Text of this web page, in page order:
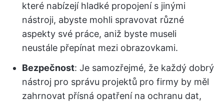
které nabízejí hladké propojení s jinými
nástroji, abyste mohli spravovat různé
aspekty své práce, aniž byste museli
neustále přepínat mezi obrazovkami.
Bezpečnost: Je samozřejmé, že každý dobrý
nástroj pro správu projektů pro firmy by měl
zahrnovat přísná opatření na ochranu dat,